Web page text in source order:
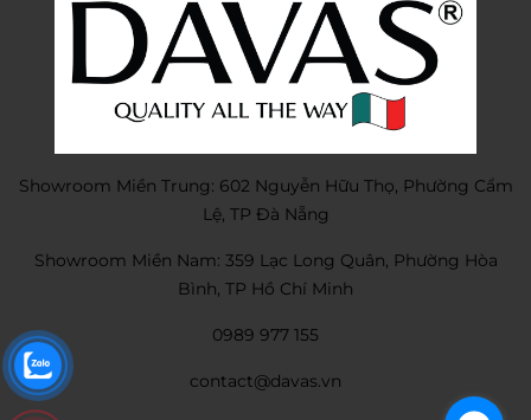
Showroom Miền Trung: 602 Nguyễn Hữu Thọ, Phường Cẩm
Lệ, TP Đà Nẵng
Showroom Miền Nam: 359 Lạc Long Quân, Phường Hòa
Bình, TP Hồ Chí Minh
0989 977 155
contact@davas.vn